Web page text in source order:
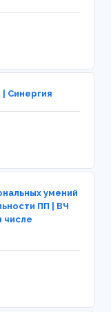
Синергия
умений
ПП | ВЧ
числе